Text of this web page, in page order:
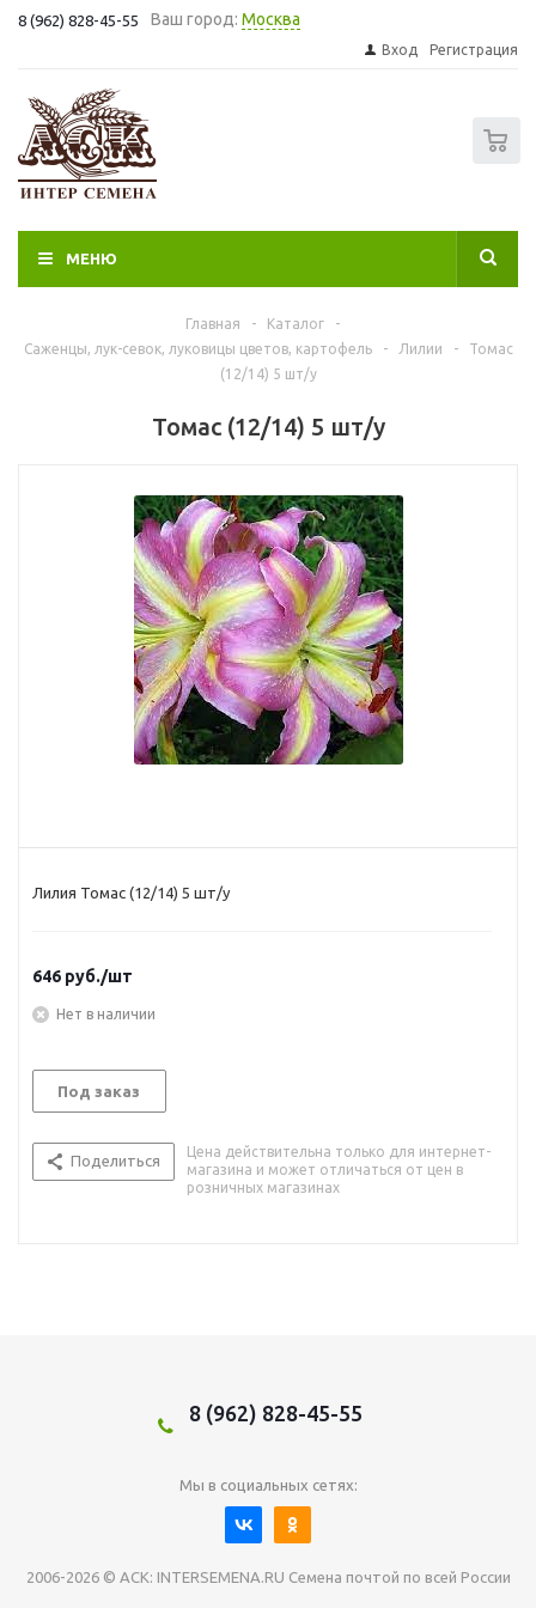
8 (962) 828-45-55 Ваш город: Москва
Вход Регистрация
МЕНЮ
Главная - Каталог
-
Саженцы, лук-севок, луковицы цветов, картофель
- Лилии -
Томас
(12/14) 5 шт/у
Томас (12/14) 5 шт/у
Лилия Томас (12/14) 5 шт/у
646 руб./шт
Нет в наличии
Под заказ
Поделиться
Цена действительна только для интернет-
магазина и может отличаться от цен в
розничных магазинах
8 (962) 828-45-55
Мы в социальных сетях:
2006-2026 © АСК: INTERSEMENA.RU Семена почтой по всей России